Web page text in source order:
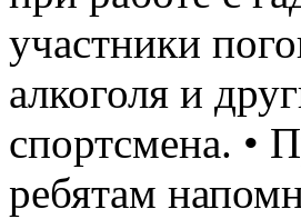
участники
алкоголя и
спортсмена. •
ребятам